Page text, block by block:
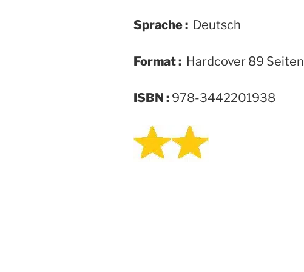
Sprache : ‎ Deutsch
Format : ‎ Hardcover 89 Seiten
ISBN : ‎978-3442201938